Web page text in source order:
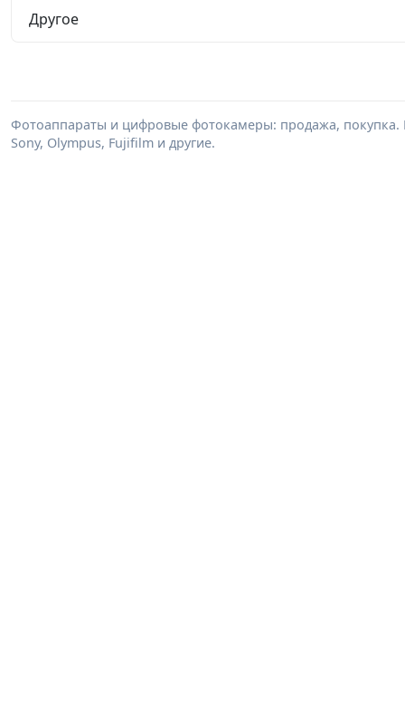
Другое
Фотоаппараты и цифровые фотокамеры: продажа, покупка.
Sony, Olympus, Fujifilm и другие.